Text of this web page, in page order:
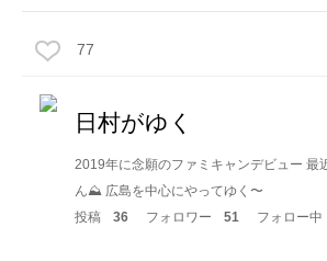
77
日村がゆく
2019年に念願のファミキャンデビュー 最
ん⛰ 広島を中心にやってゆく〜
投稿
36 フォロワー 51 フォロー中